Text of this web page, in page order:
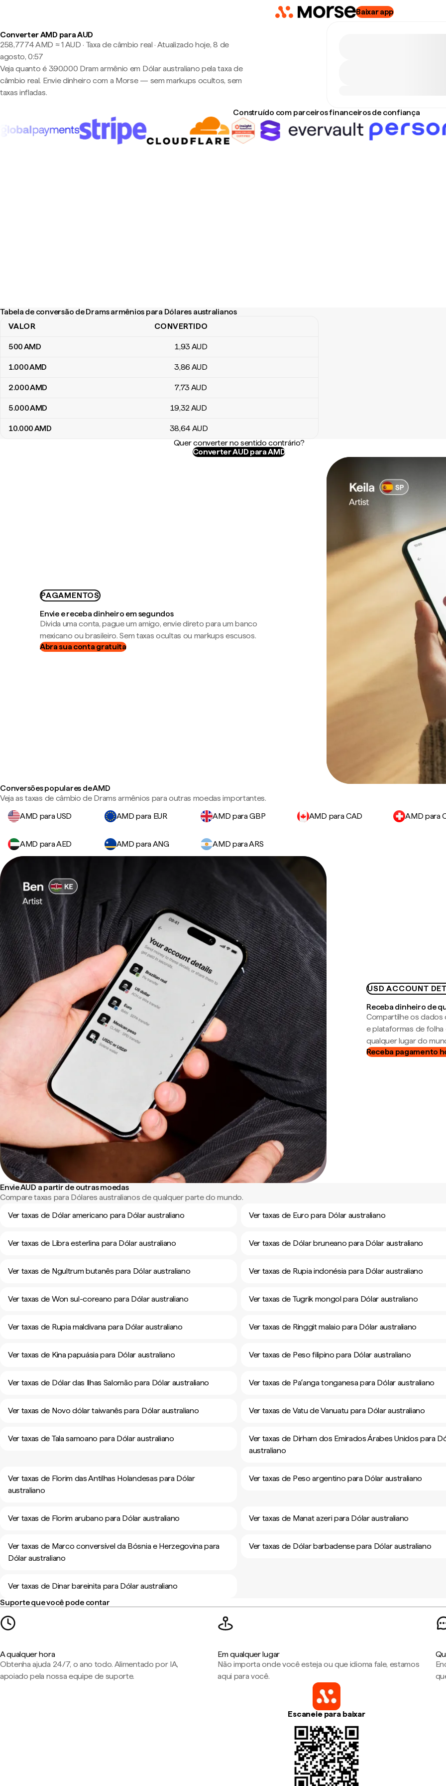
Baixar app
Converter AMD para AUD
258,7774 AMD ≈ 1 AUD · Taxa de câmbio real · Atualizado hoje, 8 de
agosto, 0:57
Veja quanto é 390.000 Dram armênio em Dólar australiano pela taxa de
câmbio real. Envie dinheiro com a Morse — sem markups ocultos, sem
taxas infladas.
Construído com parceiros financeiros de confiança
Tabela de conversão de Drams armênios para Dólares australianos
Tabela de conversão de Drams armênios para Dólares australianos
VALOR CONVERTIDO
500AMD 1,93 AUD
1.000AMD 3,86 AUD
2.000AMD 7,73 AUD
5.000AMD 19,32AUD
10.000AMD 38,64 AUD
Quer converter no sentido contrário?
Converter AUD para AMD
PAGAMENTOS
Envie e receba dinheiro em segundos
Divida uma conta, pague um amigo, envie direto para um banco
mexicano ou brasileiro. Sem taxas ocultas ou markups escusos.
Abra sua conta gratuita
Conversões populares de AMD
Veja as taxas de câmbio de Drams armênios para outras moedas importantes.
AMD para USD
AMD para EUR AMD para GBP AMD para CAD AMD para
AMD para AED AMD para ANG AMD para ARS
USD ACCOUNT
Receba dinheiro de
Compartilhe os dados
e plataformas de
qualquer lugar do
Receba pagamento
Envie AUD a partir de outras moedas
Compare taxas para Dólares australianos de qualquer parte do mundo.
Ver taxas de Dólar americano para Dólar australiano
Ver taxas de Euro para Dólar australiano
Ver taxas de Libra esterlina para Dólar australiano Ver taxas de Dólar bruneano para Dólar australiano
Ver taxas de Ngultrum butanês para Dólar australiano Ver taxas de Rupia indonésia para Dólar australiano
Ver taxas de Won sul-coreano para Dólar australiano Ver taxas de Tugrik mongol para Dólar australiano
Ver taxas de Rupia maldivana para Dólar australiano Ver taxas de Ringgit malaio para Dólar australiano
Ver taxas de Kina papuásia para Dólar australiano Ver taxas de Peso filipino para Dólar australiano
Ver taxas de Dólar das Ilhas Salomão para Dólar australiano Ver taxas de Paʻanga tonganesa para Dólar australiano
Ver taxas de Novo dólar taiwanês para Dólar australiano Ver taxas de Vatu de Vanuatu para Dólar australiano
Ver taxas de Tala samoano para Dólar australiano
Ver taxas de Dirham dos Emirados Árabes Unidos para
australiano
Ver taxas de Florim das Antilhas Holandesas para Dólar
australiano
Ver taxas de Peso argentino para Dólar australiano
Ver taxas de Florim arubano para Dólar australiano Ver taxas de Manat azeri para Dólar australiano
Ver taxas de Marco conversível da Bósnia e Herzegovina para
Dólar australiano
Ver taxas de Dólar barbadense para Dólar australiano
Ver taxas de Dinar bareinita para Dólar australiano
Suporte que você pode contar
A qualquer hora
Obtenha ajuda 24/7, o ano todo. Alimentado por IA,
apoiado pela nossa equipe de suporte.
Em qualquer lugar
Não importa onde você esteja ou que idioma fale, estamos
aqui para você.
Escaneie para baixar